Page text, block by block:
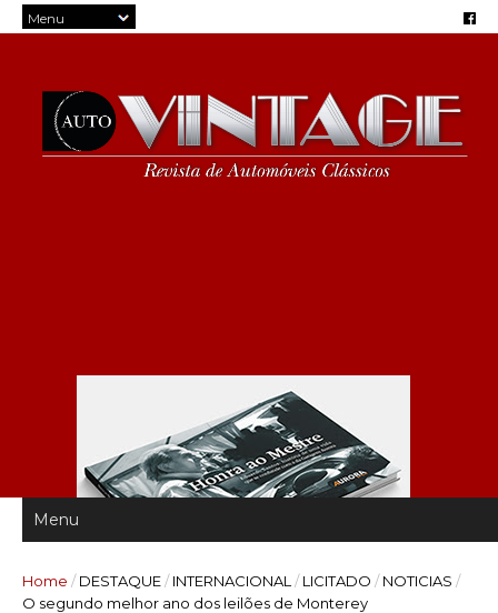
Home / DESTAQUE/ INTERNACIONAL / LICITADO / NOTICIAS /
O segundo melhor ano dos leilões de Monterey